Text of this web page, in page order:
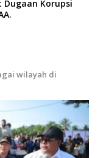
Korupsi
wilayah di